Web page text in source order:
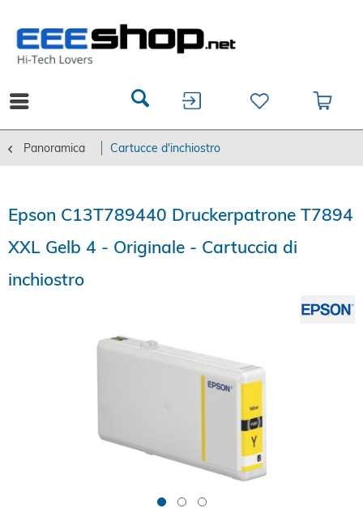
Panoramica Cartucce d'inchiostro
Epson C13T789440 Druckerpatrone T7894
XXL Gelb 4 - Originale - Cartuccia di
inchiostro